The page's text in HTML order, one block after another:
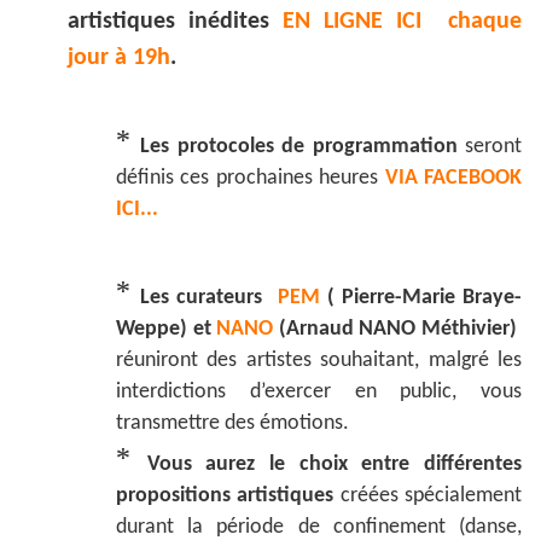
artistiques inédites EN LIGNE ICI chaque
jour à 19h.
* Les protocoles de programmationseront
définis ces prochaines heures VIA FACEBOOK
ICI...
* Les curateurs PEM ( Pierre-Marie Braye-
Weppe) et NANO (Arnaud NANO Méthivier)
réuniront des artistes souhaitant, malgré les
interdictions d’exercer en public, vous
transmettre des émotions.
*
Vous aurez le choix entre différentes
propositions artistiques créées spécialement
durant la période de confinement (danse,